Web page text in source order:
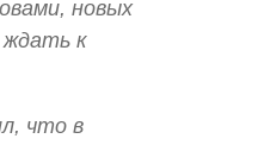
новых
ждать к
что в